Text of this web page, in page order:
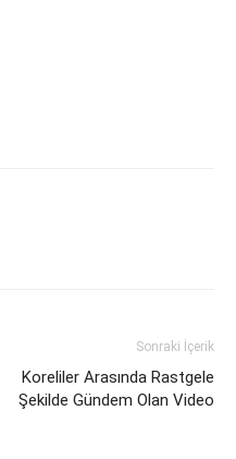
Sonraki İçerik
Koreliler Arasında Rastgele
Şekilde Gündem Olan Video